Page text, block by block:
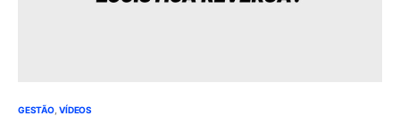
GESTÃO VÍDEOS